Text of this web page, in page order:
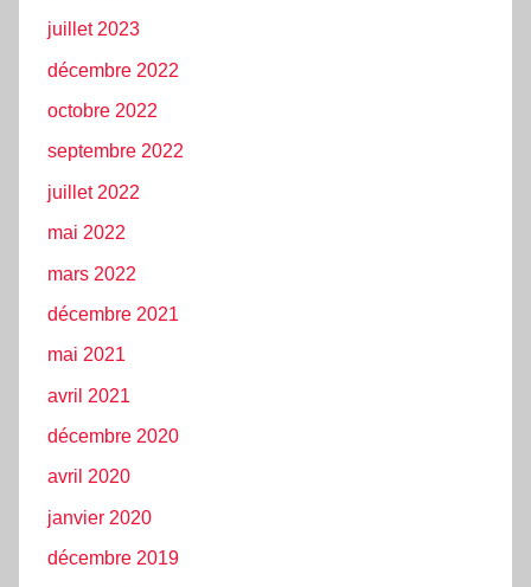
juillet 2023
décembre 2022
octobre 2022
septembre 2022
juillet 2022
mai 2022
mars 2022
décembre 2021
mai 2021
avril 2021
décembre 2020
avril 2020
janvier 2020
décembre 2019